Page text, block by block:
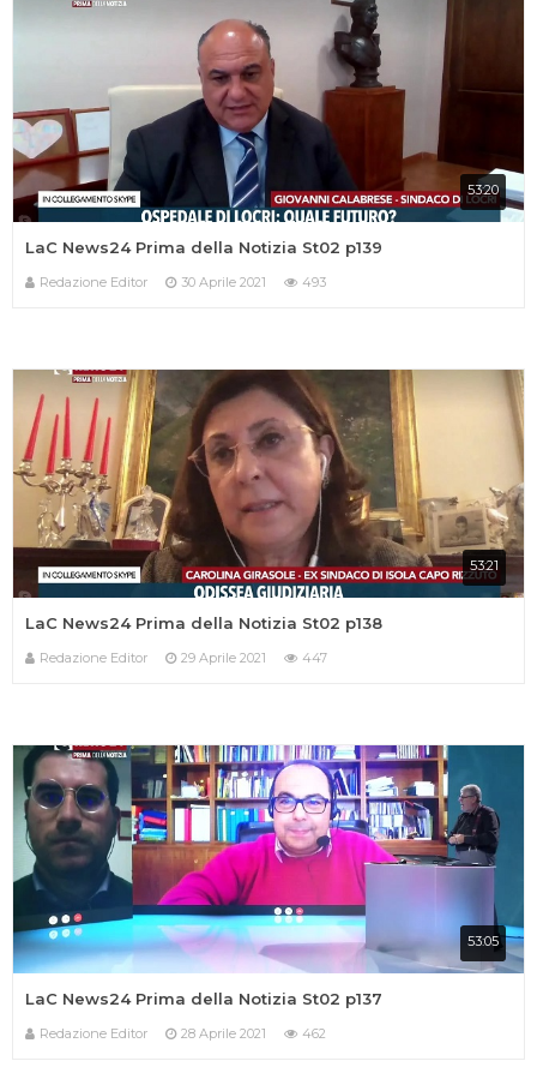
53:20
LaC News24 Prima della Notizia St02 p139
Redazione Editor 30 Aprile 2021 493
53:21
LaC News24 Prima della Notizia St02 p138
Redazione Editor 29 Aprile 2021 447
53:05
LaC News24 Prima della Notizia St02 p137
Redazione Editor 28 Aprile 2021 462